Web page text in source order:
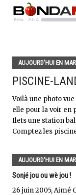
AUJOURD'HUI EN
PISCINE-
Voilà une photo
elle pour la voir en
Ilets une station
Comptez les
AUJOURD'HUI EN
Sonjé jou ou wè jou !
26 juin 2005, Aimé